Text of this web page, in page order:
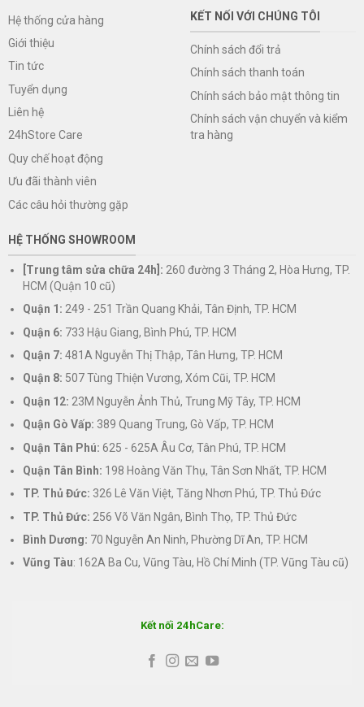
Hệ thống cửa hàng
Giới thiệu
Tin tức
Tuyển dụng
Liên hệ
24hStore Care
Quy chế hoạt động
Ưu đãi thành viên
Các câu hỏi thường gặp
KẾT NỐI VỚI CHÚNG TÔI
Chính sách đổi trả
Chính sách thanh toán
Chính sách bảo mật thông tin
Chính sách vận chuyển và kiểm
tra hàng
HỆ THỐNG SHOWROOM
[Trung tâm sửa chữa 24h]: 260 đường 3 Tháng 2, Hòa Hưng, TP.
HCM (Quận 10 cũ)
Quận 1: 249 - 251 Trần Quang Khải, Tân Định, TP. HCM
Quận 6: 733 Hậu Giang, Bình Phú, TP. HCM
Quận 7: 481A Nguyễn Thị Thập, Tân Hưng, TP. HCM
Quận 8: 507 Tùng Thiện Vương, Xóm Cũi, TP. HCM
Quận 12: 23M Nguyễn Ảnh Thủ, Trung Mỹ Tây, TP. HCM
Quận Gò Vấp: 389 Quang Trung, Gò Vấp, TP. HCM
Quận Tân Phú: 625 - 625A Âu Cơ, Tân Phú, TP. HCM
Quận Tân Bình: 198 Hoàng Văn Thụ, Tân Sơn Nhất, TP. HCM
TP. Thủ Đức: 326 Lê Văn Việt, Tăng Nhơn Phú, TP. Thủ Đức
TP. Thủ Đức: 256 Võ Văn Ngân, Bình Thọ, TP. Thủ Đức
Bình Dương: 70 Nguyễn An Ninh, Phường Dĩ An, TP. HCM
Vũng Tàu: 162A Ba Cu, Vũng Tàu, Hồ Chí Minh (TP. Vũng Tàu cũ)
Kết nối 24hCare: